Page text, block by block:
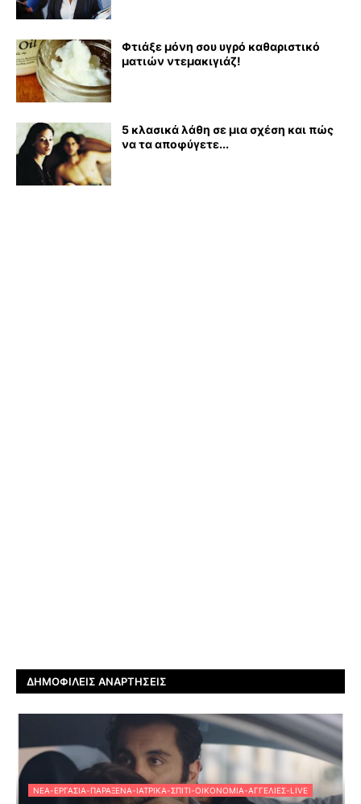
Φτιάξε μόνη σου υγρό καθαριστικό
ματιών ντεμακιγιάζ!
5 κλασικά λάθη σε μια σχέση και πώς
να τα αποφύγετε...
ΔΗΜΟΦΙΛΕΊΣ ΑΝΑΡΤΉΣΕΙΣ
ΝΈΑ-ΕΡΓΑΣΊΑ-ΠΑΡΆΞΕΝΑ-ΙΑΤΡΙΚΆ-ΣΠΊΤΙ-ΟΙΚΟΝΟΜΊΑ-ΑΓΓΕΛΊΕΣ-LIVE